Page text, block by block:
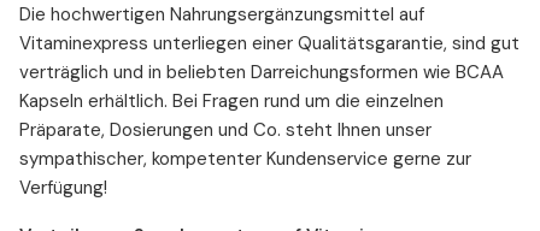
Die hochwertigen Nahrungsergänzungsmittel auf
Vitaminexpress unterliegen einer Qualitätsgarantie, sind gut
verträglich und in beliebten Darreichungsformen wie BCAA
Kapseln erhältlich. Bei Fragen rund um die einzelnen
Präparate, Dosierungen und Co. steht Ihnen unser
sympathischer, kompetenter Kundenservice gerne zur
Verfügung!